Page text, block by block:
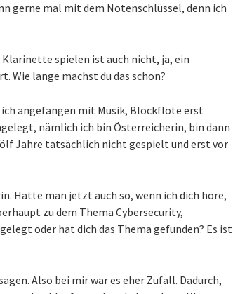
gerne mal mit dem Notenschlüssel, denn ich
Klarinette spielen ist auch nicht, ja, ein
Wie lange machst du das schon?
ich angefangen mit Musik, Blockflöte erst
nämlich ich bin Österreicherin, bin dann
Jahre tatsächlich nicht gespielt und erst vor
Hätte man jetzt auch so, wenn ich dich höre,
zu dem Thema Cybersecurity,
oder hat dich das Thema gefunden? Es ist
Also bei mir war es eher Zufall. Dadurch,